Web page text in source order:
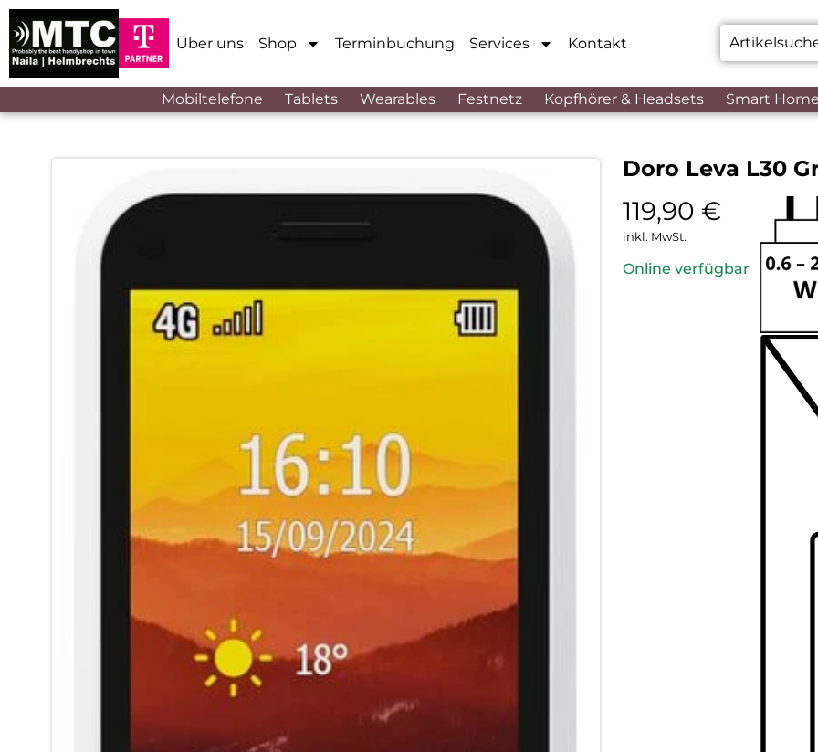
Über uns Shop Terminbuchung Services Kontakt
Mobiltelefone Tablets Wearables Festnetz Kopfhörer & Headsets Smart Home
Doro Leva L30
119,90 €
inkl. MwSt.
Online verfügbar